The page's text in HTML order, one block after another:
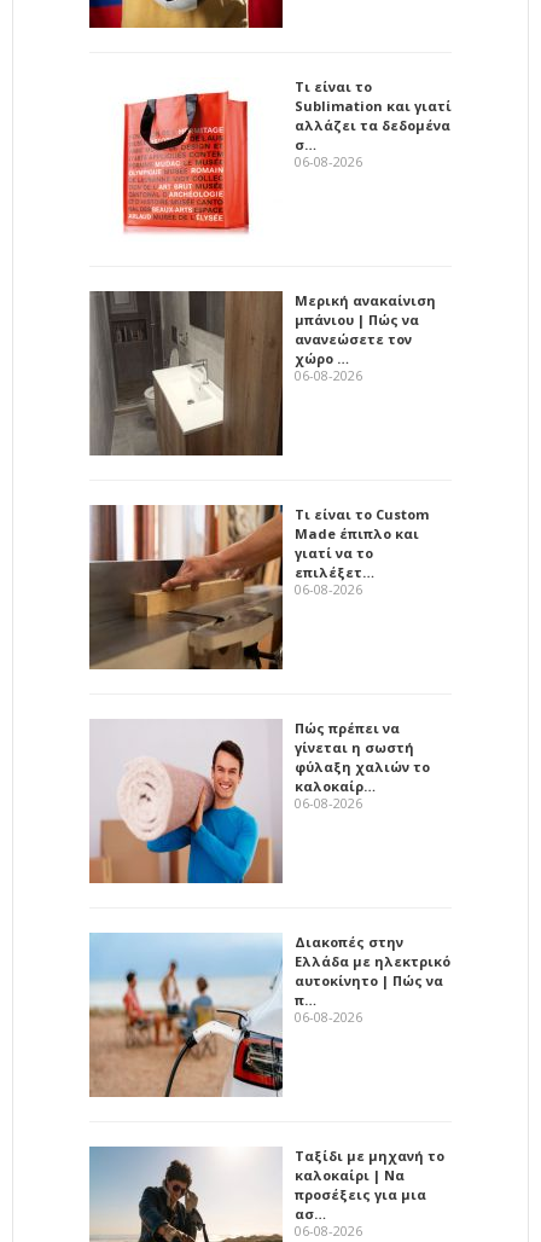
Τι είναι το
Sublimation και γιατί
αλλάζει τα δεδομένα
σ…
06-08-2026
Μερική ανακαίνιση
μπάνιου | Πώς να
ανανεώσετε τον
χώρο …
06-08-2026
Τι είναι το Custom
Made έπιπλο και
γιατί να το
επιλέξετ…
06-08-2026
Πώς πρέπει να
γίνεται η σωστή
φύλαξη χαλιών το
καλοκαίρ…
06-08-2026
Διακοπές στην
Ελλάδα με ηλεκτρικό
αυτοκίνητο | Πώς να
π…
06-08-2026
Ταξίδι με μηχανή το
καλοκαίρι | Να
προσέξεις για μια
ασ…
06-08-2026